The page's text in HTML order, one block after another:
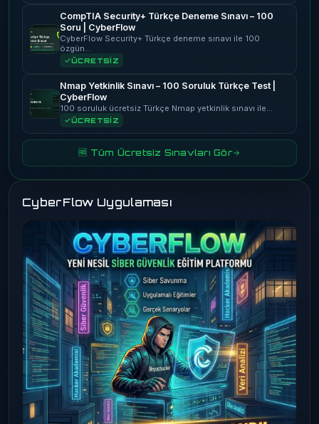
CompTIA Security+ Türkçe Deneme Sınavı – 100
Soru | CyberFlow
CyberFlow Security+ Türkçe deneme sınavı ile 100
özgün…
ÜCRETSİZ
Nmap Yetkinlik Sınavı – 100 Soruluk Türkçe Test |
CyberFlow
100 soruluk ücretsiz Türkçe Nmap yetkinlik sınavı ile…
ÜCRETSİZ
🆓 Tüm Ücretsiz Sınavları Gör
CyberFlow Uygulaması